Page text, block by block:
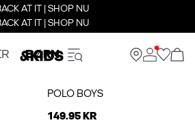
AT IT | SHOP NU
AT IT | SHOP NU
BØRN
POLO BOYS
149.95 KR